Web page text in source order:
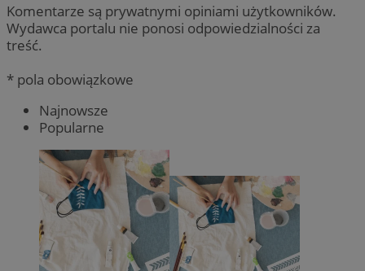
Komentarze są prywatnymi opiniami użytkowników.
Wydawca portalu nie ponosi odpowiedzialności za
treść.
* pola obowiązkowe
Najnowsze
Popularne